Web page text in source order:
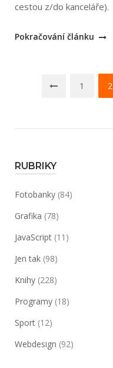
cestou z/do kanceláře).
„Nejlepší
Pokračování článku
Navigace1 2
RUBRIKY
Fotobanky (84)
Grafika (78)
JavaScript (11)
Jen tak (98)
Knihy (228)
Programy (18)
Sport (12)
Webdesign (92)